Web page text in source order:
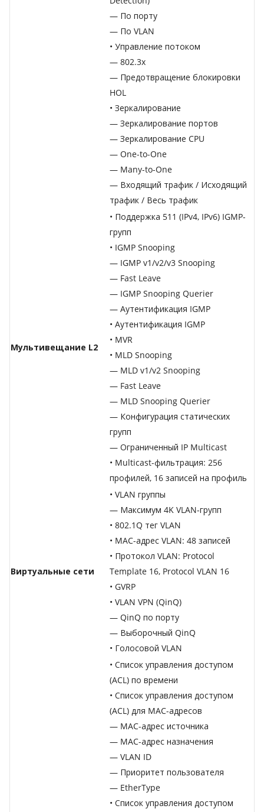
— По порту
— По VLAN
• Управление потоком
— 802.3x
— Предотвращение блокировки
HOL
• Зеркалирование
— Зеркалирование портов
— Зеркалирование CPU
— One-to-One
— Many-to-One
— Входящий трафик / Исходящий
трафик / Весь трафик
Мультивещание L2
• Поддержка 511 (IPv4, IPv6) IGMP-
групп
• IGMP Snooping
— IGMP v1/v2/v3 Snooping
— Fast Leave
— IGMP Snooping Querier
— Аутентификация IGMP
• Аутентификация IGMP
• MVR
• MLD Snooping
— MLD v1/v2 Snooping
— Fast Leave
— MLD Snooping Querier
— Конфигурация статических
групп
— Ограниченный IP Multicast
• Multicast-фильтрация: 256
профилей, 16 записей на профиль
Виртуальные сети
• VLAN группы
— Максимум 4K VLAN-групп
• 802.1Q тег VLAN
• MAC-адрес VLAN: 48 записей
• Протокол VLAN: Protocol
Template 16, Protocol VLAN 16
• GVRP
• VLAN VPN (QinQ)
— QinQ по порту
— Выборочный QinQ
• Голосовой VLAN
• Список управления доступом
(ACL) по времени
• Список управления доступом
(ACL) для MAC-адресов
— MAC-адрес источника
— MAC-адрес назначения
— VLAN ID
— Приоритет пользователя
— EtherType
• Список управления доступом